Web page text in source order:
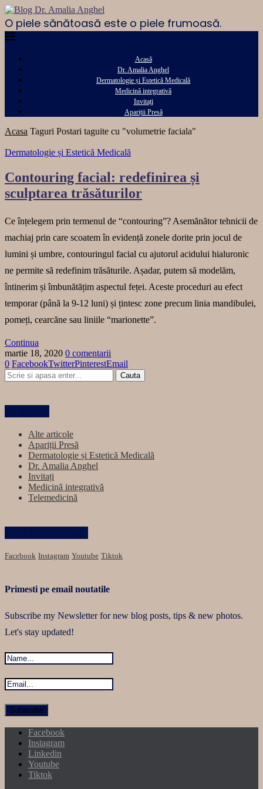
O piele sănătoasă este o piele frumoasă.
Acasă
Dr. Amalia Anghel
Dermatologie și Estetică Medicală
Medicină integrativă
Invitați
Apariții Presă
Acasa Taguri Postari taguite cu "volumetrie faciala"
Dermatologie și Estetică Medicală
Contouring facial: redefinirea și
sculptarea trăsăturilor
Ce înțelegem prin termenul de “contouring”? Asemănător tehnicii de
machiaj prin care scoatem în evidență zonele dorite prin jocul de
lumini și umbre, contouringul facial cu ajutorul acidului hialuronic
ne permite să redefinim trăsăturile. Așadar, putem să modelăm,
întinerim și îmbunătățim aspectul feței. Aceste proceduri au efect
temporar (până la 9-12 luni) și țintesc zone precum linia mandibulei,
pomeți, cearcăne sau liniile “marionette”.
Continua
martie 18, 2020 0 comentarii
0 FacebookTwitterPinterestEmail
Alte articole
Apariții Presă
Dermatologie și Estetică Medicală
Dr. Amalia Anghel
Invitați
Medicină integrativă
Telemedicină
Facebook Instagram Youtube Tiktok
Primesti pe email noutatile
Subscribe my Newsletter for new blog posts, tips & new photos.
Let's stay updated!
Facebook
Instagram
Linkedin
Youtube
Tiktok